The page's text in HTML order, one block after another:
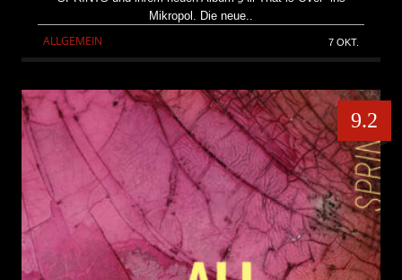
Mikropol. Die neue..
ALLGEMEIN 7 OKT.
9.2